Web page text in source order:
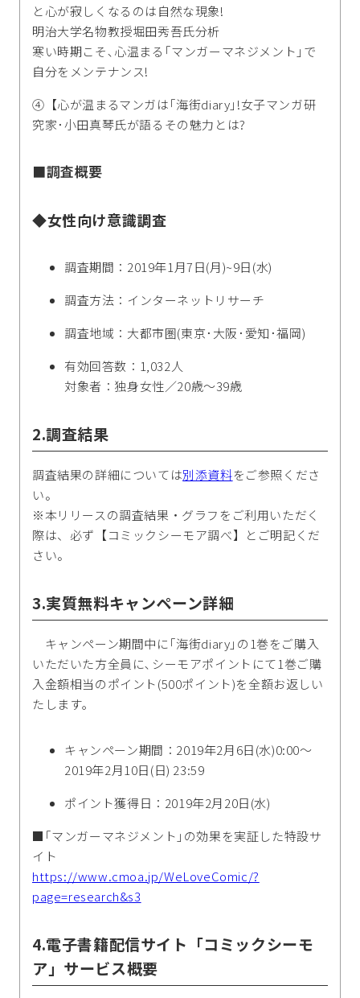
と心が寂しくなるのは自然な現象!
明治大学名物教授堀田秀吾氏分析
寒い時期こそ､心温まる｢マンガーマネジメント｣で
自分をメンテナンス!
④【心が温まるマンガは｢海街diary｣!女子マンガ研
究家･小田真琴氏が語るその魅力とは?
■調査概要
◆女性向け意識調査
調査期間： 2019年1月7日(月)~9日(水)
調査方法：インターネットリサーチ
調査地域：大都市圏(東京･大阪･愛知･福岡)
有効回答数：1,032人
対象者：独身女性／20歳～39歳
2.調査結果
調査結果の詳細については別添資料をご参照くださ
い。
※本リリースの調査結果・グラフをご利用いただく
際は、必ず【コミックシーモア調べ】とご明記くだ
さい。
3.実質無料キャンペーン詳細
キャンペーン期間中に｢海街diary｣の1巻をご購入
いただいた方全員に､シーモアポイントにて1巻ご購
入金額相当のポイント(500ポイント)を全額お返しい
たします｡
キャンペーン期間：2019年2月6日(水)0:00～
2019年2月10日(日) 23:59
ポイント獲得日：2019年2月20日(水)
■｢マンガーマネジメント｣の効果を実証した特設サ
イト
https://www.cmoa.jp/WeLoveComic/?
page=research&s3
4.電子書籍配信サイト「コミックシーモ
ア」サービス概要